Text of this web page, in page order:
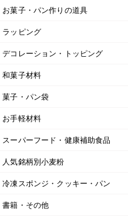
お菓子・パン作りの道具
ラッピング
デコレーション・トッピング
和菓子材料
菓子・パン袋
お手軽材料
スーパーフード・健康補助食品
人気銘柄別小麦粉
冷凍スポンジ・クッキー・パン
書籍・その他